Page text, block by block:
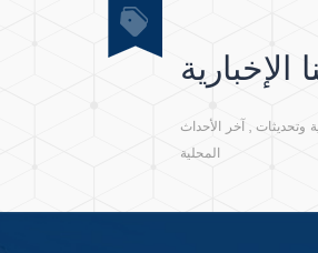
, آخر الأحداث
المحلية